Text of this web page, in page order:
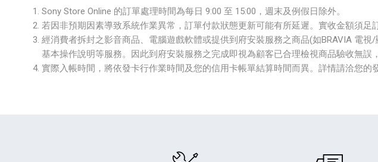
Sony Store Online 的訂單處理時間為每日 9:00 至 15:00，週末及例假日除外。
若因非預期因素導致系統作業異常，訂單付款狀態更新可能有所延遲。實收金額須足
經消費者拆封之影音商品、電腦遊戲軟體或提供到府安裝服務之商品(如BRAVIA 電
基本操作說明等服務。因此到府安裝服務之完成即視為顧客已合理檢視商品驗收無
實際入帳時間，將依發卡行作業時間及您的信用卡帳單結算時間而異。詳情請洽您的